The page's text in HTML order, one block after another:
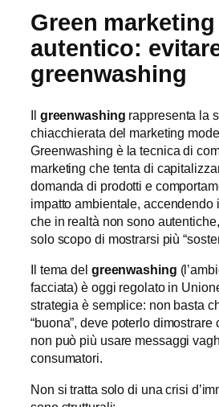
Green marketing
autentico:
greenwashing
Il greenwashing rappresenta la
chiacchierata del marketing
Greenwashing è la tecnica di
marketing che tenta di
domanda di prodotti e
impatto ambientale, accendendo
che in realtà non sono
solo scopo di mostrarsi più
Il tema del greenwashing
facciata) è oggi regolato in
strategia è semplice: non basta
“buona”, deve poterlo
non può più usare messaggi
consumatori.
Non si tratta solo di una crisi